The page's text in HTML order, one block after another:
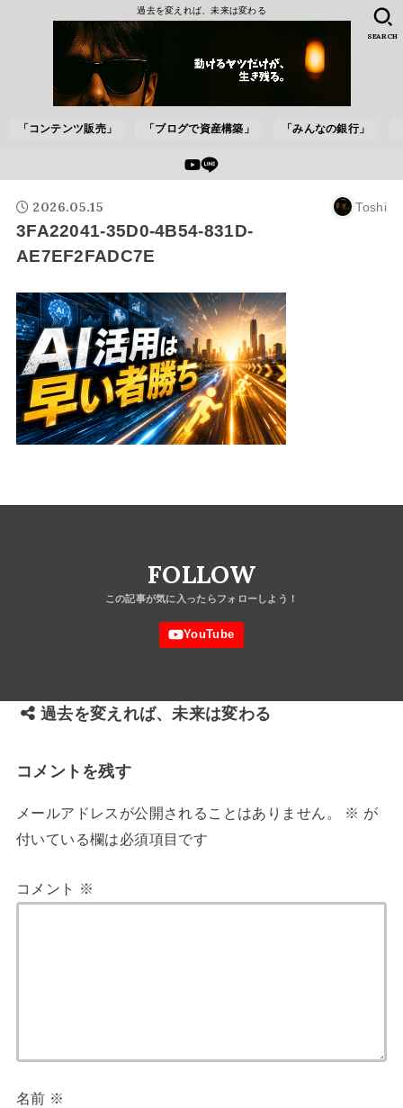
過去を変えれば、未来は変わる
「コンテンツ販売」 「ブログで資産構築」 「みんなの銀行」
SEARCH
2026.05.15 Toshi
3FA22041-35D0-4B54-831D-
AE7EF2FADC7E
FOLLOW
過去を変えれば、未来は変わる
コメントを残す
メールアドレスが公開されることはありません。 ※ が
付いている欄は必須項目です
コメント ※
名前 ※